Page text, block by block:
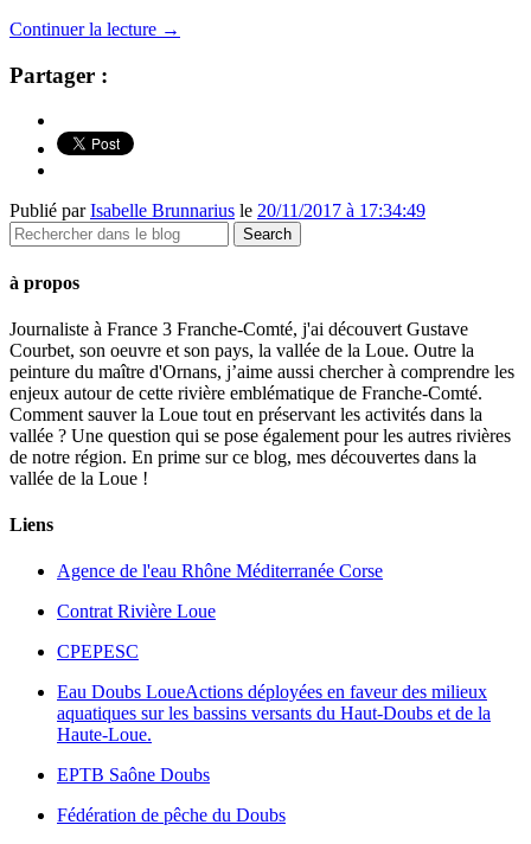
Continuer la lecture →
Partager :
Publié parIsabelle Brunnarius le 20/11/2017 à 17:34:49
à propos
Journaliste à France 3 Franche-Comté, j'ai découvert Gustave
Courbet, son oeuvre et son pays, la vallée de la Loue. Outre la
peinture du maître d'Ornans, j’aime aussi chercher à comprendre les
enjeux autour de cette rivière emblématique de Franche-Comté.
Comment sauver la Loue tout en préservant les activités dans la
vallée ? Une question qui se pose également pour les autres rivières
de notre région. En prime sur ce blog, mes découvertes dans la
vallée de la Loue !
Liens
Agence de l'eau Rhône Méditerranée Corse
Contrat Rivière Loue
CPEPESC
Eau Doubs LoueActions déployées en faveur des milieux
aquatiques sur les bassins versants du Haut-Doubs et de la
Haute-Loue.
EPTB Saône Doubs
Fédération de pêche du Doubs